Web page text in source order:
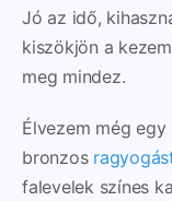
Jó az idő,
kiszökjön a
meg mindez.
Élvezem még
bronzos
falevelek színes